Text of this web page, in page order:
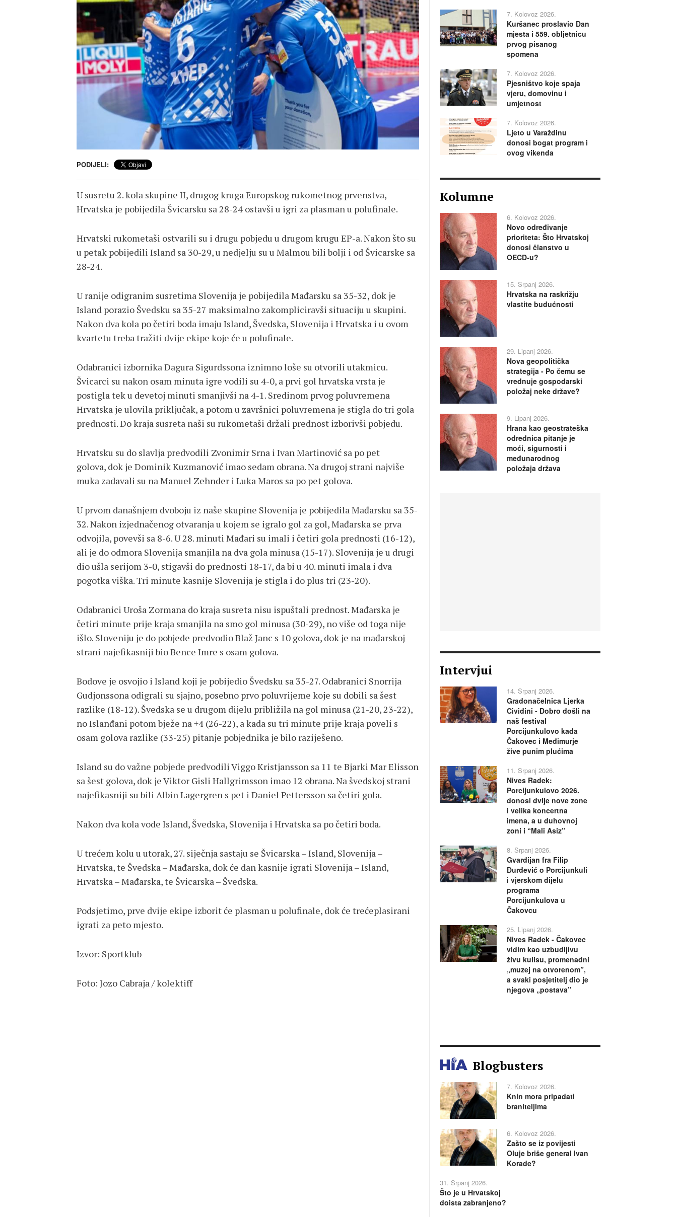
PODIJELI:
U susretu 2. kola skupine II, drugog kruga Europskog rukometnog prvenstva,
Hrvatska je pobijedila Švicarsku sa 28-24 ostavši u igri za plasman u polufinale.
Hrvatski rukometaši ostvarili su i drugu pobjedu u drugom krugu EP-a. Nakon što su
u petak pobijedili Island sa 30-29, u nedjelju su u Malmou bili bolji i od Švicarske sa
28-24.
U ranije odigranim susretima Slovenija je pobijedila Mađarsku sa 35-32, dok je
Island porazio Švedsku sa 35-27 maksimalno zakompliciravši situaciju u skupini.
Nakon dva kola po četiri boda imaju Island, Švedska, Slovenija i Hrvatska i u ovom
kvartetu treba tražiti dvije ekipe koje će u polufinale.
Odabranici izbornika Dagura Sigurdssona iznimno loše su otvorili utakmicu.
Švicarci su nakon osam minuta igre vodili su 4-0, a prvi gol hrvatska vrsta je
postigla tek u devetoj minuti smanjivši na 4-1. Sredinom prvog poluvremena
Hrvatska je ulovila priključak, a potom u završnici poluvremena je stigla do tri gola
prednosti. Do kraja susreta naši su rukometaši držali prednost izborivši pobjedu.
Hrvatsku su do slavlja predvodili Zvonimir Srna i Ivan Martinović sa po pet
golova, dok je Dominik Kuzmanović imao sedam obrana. Na drugoj strani najviše
muka zadavali su na Manuel Zehnder i Luka Maros sa po pet golova.
U prvom današnjem dvoboju iz naše skupine Slovenija je pobijedila Mađarsku sa 35-
32. Nakon izjednačenog otvaranja u kojem se igralo gol za gol, Mađarska se prva
odvojila, povevši sa 8-6. U 28. minuti Mađari su imali i četiri gola prednosti (16-12),
ali je do odmora Slovenija smanjila na dva gola minusa (15-17). Slovenija je u drugi
dio ušla serijom 3-0, stigavši do prednosti 18-17, da bi u 40. minuti imala i dva
pogotka viška. Tri minute kasnije Slovenija je stigla i do plus tri (23-20).
Odabranici Uroša Zormana do kraja susreta nisu ispuštali prednost. Mađarska je
četiri minute prije kraja smanjila na smo gol minusa (30-29), no više od toga nije
išlo. Sloveniju je do pobjede predvodio Blaž Janc s 10 golova, dok je na mađarskoj
strani najefikasniji bio Bence Imre s osam golova.
Bodove je osvojio i Island koji je pobijedio Švedsku sa 35-27. Odabranici Snorrija
Gudjonssona odigrali su sjajno, posebno prvo poluvrijeme koje su dobili sa šest
razlike (18-12). Švedska se u drugom dijelu približila na gol minusa (21-20, 23-22),
no Islanđani potom bježe na +4 (26-22), a kada su tri minute prije kraja poveli s
osam golova razlike (33-25) pitanje pobjednika je bilo raziješeno.
Island su do važne pobjede predvodili Viggo Kristjansson sa 11 te Bjarki Mar Elisson
sa šest golova, dok je Viktor Gisli Hallgrimsson imao 12 obrana. Na švedskoj strani
najefikasniji su bili Albin Lagergren s pet i Daniel Pettersson sa četiri gola.
Nakon dva kola vode Island, Švedska, Slovenija i Hrvatska sa po četiri boda.
U trećem kolu u utorak, 27. siječnja sastaju se Švicarska – Island, Slovenija –
Hrvatska, te Švedska – Mađarska, dok će dan kasnije igrati Slovenija – Island,
Hrvatska – Mađarska, te Švicarska – Švedska.
Podsjetimo, prve dvije ekipe izborit će plasman u polufinale, dok će trećeplasirani
igrati za peto mjesto.
Izvor: Sportklub
Foto: Jozo Cabraja / kolektiff
7. Kolovoz 2026.
Kuršanec proslavio Dan
mjesta i 559. obljetnicu
prvog pisanog
spomena
7. Kolovoz 2026.
Pjesništvo koje spaja
vjeru, domovinu i
umjetnost
7. Kolovoz 2026.
Ljeto u Varaždinu
donosi bogat program i
ovog vikenda
Kolumne
6. Kolovoz 2026.
Novo određivanje
prioriteta: Što Hrvatskoj
donosi članstvo u
OECD-u?
15. Srpanj 2026.
Hrvatska na raskrižju
vlastite budućnosti
29. Lipanj 2026.
Nova geopolitička
strategija - Po čemu se
vrednuje gospodarski
položaj neke države?
9. Lipanj 2026.
Hrana kao geostrateška
odrednica pitanje je
moći, sigurnosti i
međunarodnog
položaja država
Intervjui
14. Srpanj 2026.
Gradonačelnica Ljerka
Cividini - Dobro došli na
naš festival
Porcijunkulovo kada
Čakovec i Međimurje
žive punim plućima
11. Srpanj 2026.
Nives Radek:
Porcijunkulovo 2026.
donosi dvije nove zone
i velika koncertna
imena, a u duhovnoj
zoni i “Mali Asiz”
8. Srpanj 2026.
Gvardijan fra Filip
Đurđević o Porcijunkuli
i vjerskom dijelu
programa
Porcijunkulova u
Čakovcu
25. Lipanj 2026.
Nives Radek - Čakovec
vidim kao uzbudljivu
živu kulisu, promenadni
„muzej na otvorenom”,
a svaki posjetitelj dio je
njegova „postava”
Blogbusters
7. Kolovoz 2026.
Knin mora pripadati
braniteljima
6. Kolovoz 2026.
Zašto se iz povijesti
Oluje briše general Ivan
Korade?
31. Srpanj 2026.
Što je u Hrvatskoj
doista zabranjeno?